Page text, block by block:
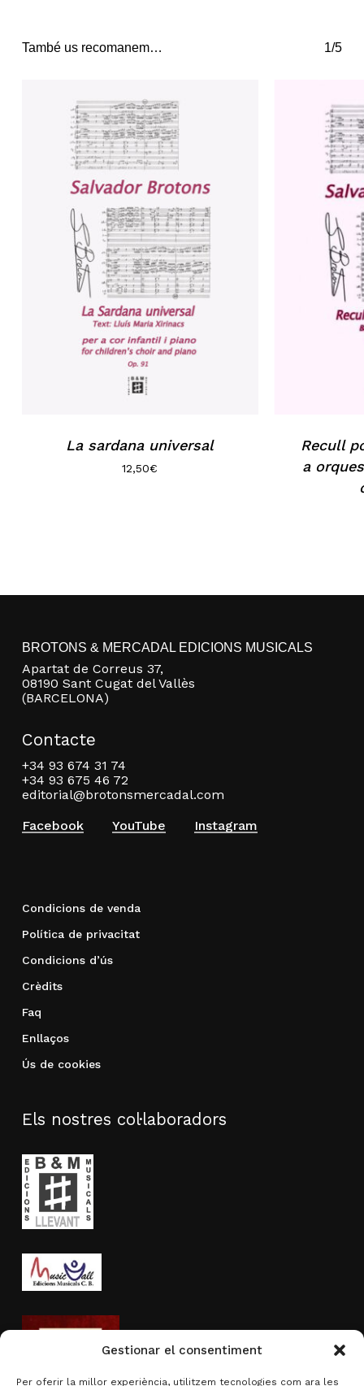
Gestionar el consentiment
Per oferir la millor experiència, utilitzem tecnologies com ara les
També us recomanem… 1/5
La sardana universal
12,50€
Recull
a
BROTONS & MERCADAL EDICIONS MUSICALS
Apartat de Correus 37,
08190 Sant Cugat del Vallès
(BARCELONA)
Contacte
+34 93 674 31 74
+34 93 675 46 72
editorial@brotonsmercadal.com
Facebook
YouTube Instagram
Condicions de venda
Política de privacitat
Condicions d’ús
Crèdits
Faq
Enllaços
Ús de cookies
Els nostres col·laboradors